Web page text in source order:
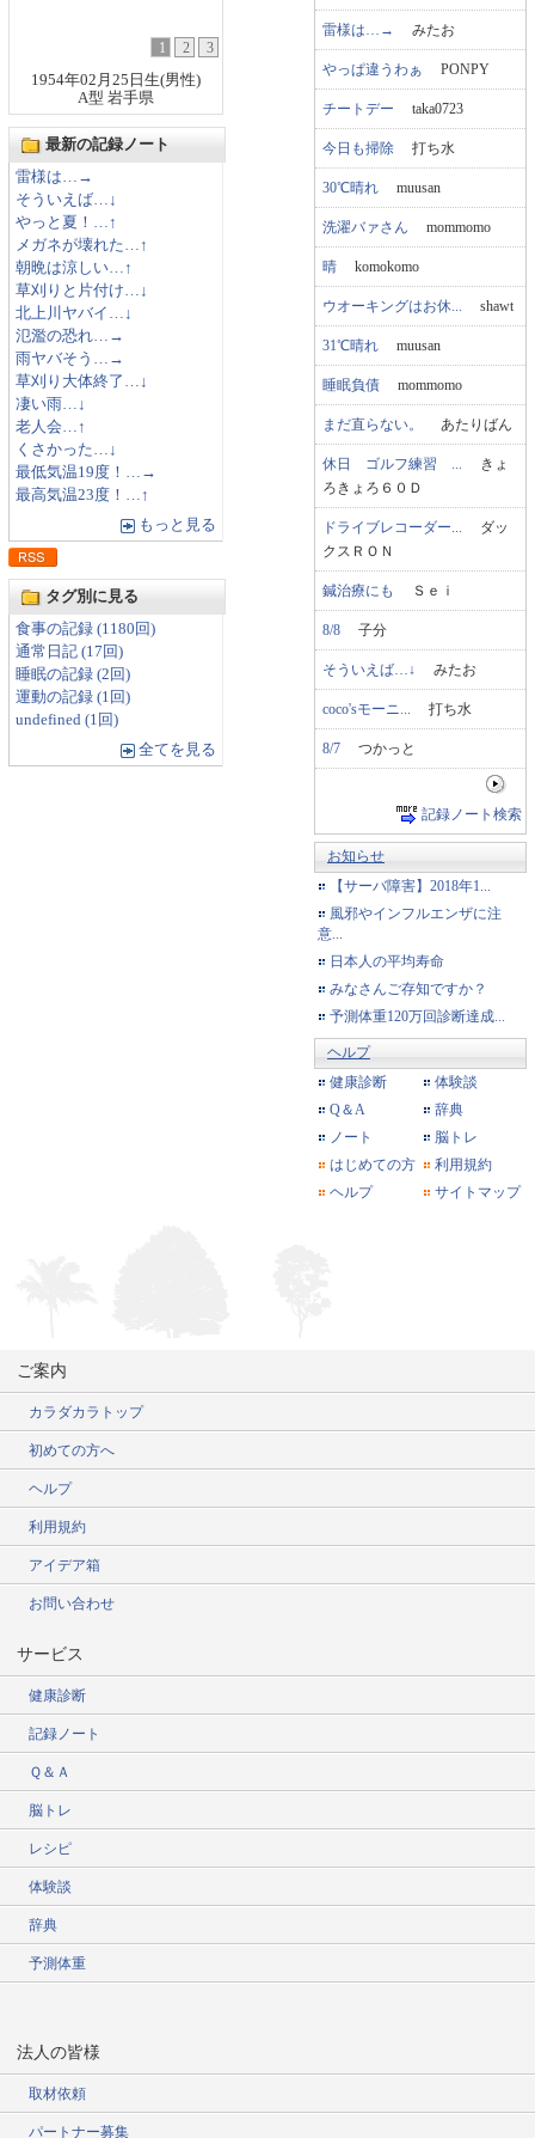
1 2
3
1954年02月25日生(男性)
A型 岩手県
最新の記録ノート
雷様は…→
そういえば…↓
やっと夏！…↑
メガネが壊れた…↑
朝晩は涼しい…↑
草刈りと片付け…↓
北上川ヤバイ…↓
氾濫の恐れ…→
雨ヤバそう…→
草刈り大体終了…↓
凄い雨…↓
老人会…↑
くさかった…↓
最低気温19度！…→
最高気温23度！…↑
もっと見る
タグ別に見る
食事の記録 (1180回)
通常日記 (17回)
睡眠の記録 (2回)
運動の記録 (1回)
undefined (1回)
全てを見る
雷様は…→ みたお
やっぱ違うわぁ PONPY
チートデー taka0723
今日も掃除 打ち水
30℃晴れ muusan
洗濯バァさん mommomo
晴 komokomo
ウオーキングはお休... shawt
31℃晴れ muusan
睡眠負債 mommomo
まだ直らない。 あたりばん
休日 ゴルフ練習 ...
きょ
ろきょろ６０Ｄ
ドライブレコーダー...
ダッ
クスＲＯＮ
鍼治療にも Ｓｅｉ
8/8 子分
そういえば…↓ みたお
coco'sモーニ... 打ち水
8/7 つかっと
記録ノート検索
お知らせ
【サーバ障害】2018年1...
風邪やインフルエンザに注
意...
日本人の平均寿命
みなさんご存知ですか？
予測体重120万回診断達成...
ヘルプ
健康診断
体験談
Q＆A
辞典
ノート
脳トレ
はじめての方
利用規約
ヘルプ
サイトマップ
ご案内
カラダカラトップ
初めての方へ
ヘルプ
利用規約
アイデア箱
お問い合わせ
サービス
健康診断
記録ノート
Ｑ＆Ａ
脳トレ
レシピ
体験談
辞典
予測体重
法人の皆様
取材依頼
パートナー募集